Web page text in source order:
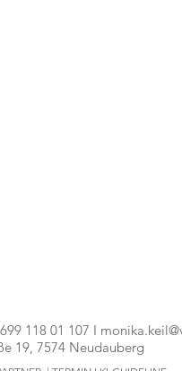
118 01 107 I
19, 7574 Neudauberg